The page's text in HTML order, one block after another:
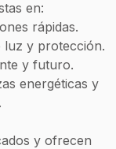
en:
rápidas.
luz y protección.
y futuro.
energéticas y
y ofrecen